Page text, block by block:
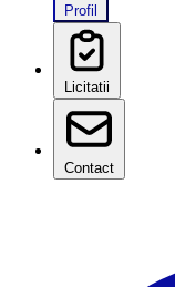
Profil
Licitatii
Contact